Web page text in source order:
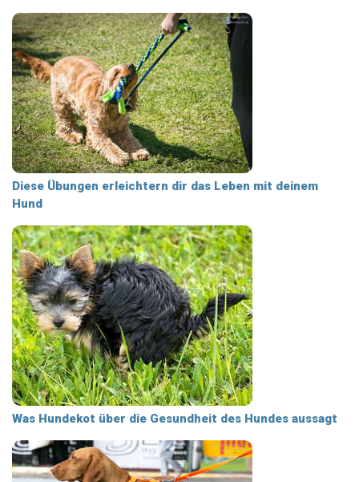
Diese Übungen erleichtern dir das Leben mit deinem
Hund
Was Hundekot über die Gesundheit des Hundes aussagt